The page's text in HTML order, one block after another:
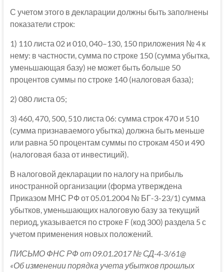
С учетом этого в декларации должны быть заполнены
показатели строк:
1) 110 листа 02 и 010, 040–130, 150 приложения № 4 к
нему: в частности, сумма по строке 150 (сумма убытка,
уменьшающая базу) не может быть больше 50
процентов суммы по строке 140 (налоговая база);
2) 080 листа 05;
3) 460, 470, 500, 510 листа 06: сумма строк 470 и 510
(сумма признаваемого убытка) должна быть меньше
или равна 50 процентам суммы по строкам 450 и 490
(налоговая база от инвестиций).
В налоговой декларации по налогу на прибыль
иностранной организации (форма утверждена
Приказом МНС РФ от 05.01.2004 № БГ-3-23/1) сумма
убытков, уменьшающих налоговую базу за текущий
период, указывается по строке F (код 300) раздела 5 с
учетом применения новых положений.
ПИСЬМО ФНС РФ от 09.01.2017 № СД-4-3/61@
«Об изменении порядка учета убытков прошлых